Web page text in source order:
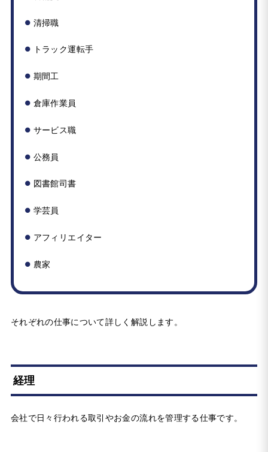
清掃職
トラック運転手
期間工
倉庫作業員
サービス職
公務員
図書館司書
学芸員
アフィリエイター
農家
それぞれの仕事について詳しく解説します。
経理
会社で日々行われる取引やお金の流れを管理する仕事です。